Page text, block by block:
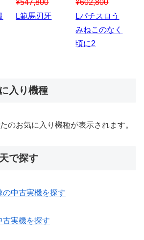
スマスロ秘宝
¥1,867,800
Lパチスロ 炎
炎ノ消防隊2
入り機種
のお気に入り機種が表示されます。
で探す
の中古実機を探す
古実機を探す